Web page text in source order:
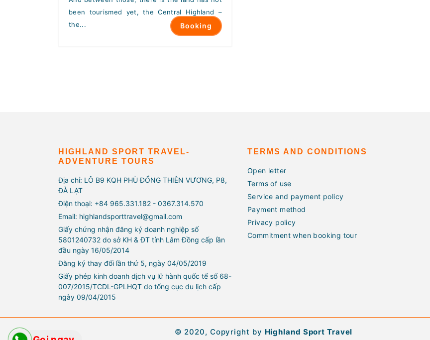
been tourismed yet, the Central Highland –
the...
Booking
HIGHLAND SPORT TRAVEL-
ADVENTURE TOURS
Địa chỉ: LÔ B9 KQH PHÙ ĐỔNG THIÊN VƯƠNG, P8,
ĐÀ LẠT
Điện thoại: +84 965.331.182 - 0367.314.570
Email: highlandsporttravel@gmail.com
Giấy chứng nhận đăng ký doanh nghiệp số
5801240732 do sở KH & ĐT tỉnh Lâm Đồng cấp lần
đầu ngày 16/05/2014
Đăng ký thay đổi lần thứ 5, ngày 04/05/2019
Giấy phép kinh doanh dịch vụ lữ hành quốc tế số 68-
007/2015/TCDL-GPLHQT do tổng cục du lịch cấp
ngày 09/04/2015
TERMS AND CONDITIONS
Open letter
Terms of use
Service and payment policy
Payment method
Privacy policy
Commitment when booking tour
© 2020, Copyright by Highland Sport Travel